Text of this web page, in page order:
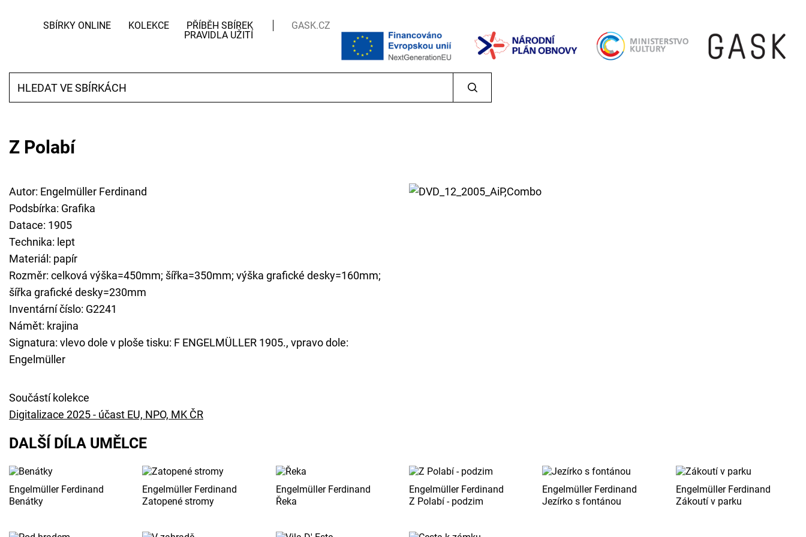
SBÍRKY ONLINE KOLEKCE
PŘÍBĚH SBÍREK
PRAVIDLA UŽITÍ
GASK.CZ
Z Polabí
Autor: Engelmüller Ferdinand
Podsbírka: Grafika
Datace: 1905
Technika: lept
Materiál: papír
Rozměr: celková výška=450mm; šířka=350mm; výška grafické desky=160mm;
šířka grafické desky=230mm
Inventární číslo: G2241
Námět: krajina
Signatura: vlevo dole v ploše tisku: F ENGELMÜLLER 1905., vpravo dole:
Engelmüller
Součástí kolekce
Digitalizace 2025 - účast EU, NPO, MK ČR
DALŠÍ DÍLA UMĚLCE
Engelmüller Ferdinand
Benátky
Engelmüller Ferdinand
Zatopené stromy
Engelmüller Ferdinand
Řeka
Engelmüller Ferdinand
Z Polabí - podzim
Engelmüller Ferdinand
Jezírko s fontánou
Engelmüller Ferdinand
Zákoutí v parku